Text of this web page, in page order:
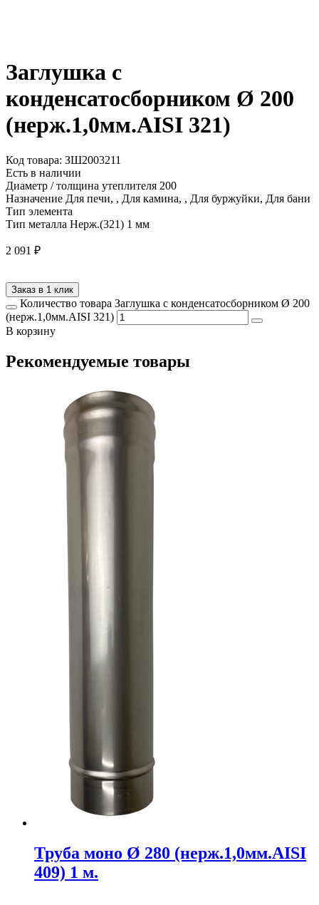
Заглушка с
конденсатосборником Ø 200
(нерж.1,0мм.AISI 321)
Код товара: ЗШ2003211
Есть в наличии
Диаметр / толщина утеплителя 200
Назначение Для печи, , Для камина, , Для буржуйки, Для бани
Тип элемента
Тип металла Нерж.(321) 1 мм
2 091 ₽
Заказ в 1 клик
Количество товара Заглушка с конденсатосборником Ø 200
(нерж.1,0мм.AISI 321)
В корзину
Рекомендуемые товары
Труба моно Ø 280 (нерж.1,0мм.AISI
409) 1 м.